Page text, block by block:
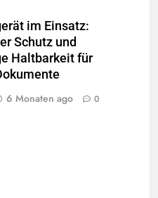
im Einsatz:
Schutz und
Haltbarkeit für
6 Monaten ago 0